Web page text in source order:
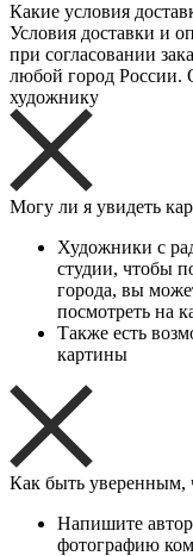
Какие условия
Условия доставки и
при согласовании
любой город России.
художнику
Могу ли я увидеть
Художники с
студии, чтобы
города, вы
посмотреть на
Также есть
картины
Как быть уверенным,
Напишите
фотографию